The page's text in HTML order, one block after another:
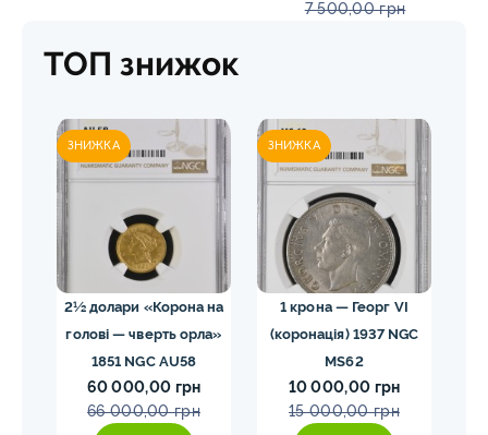
7 500,00 грн
ТОП знижок
ЗНИЖКА
2½ долари «Корона на
голові — чверть орла»
1851 NGC AU58
60 000,00 грн
66 000,00 грн
ЗНИЖКА
1 крона — Георг VI
(коронація) 1937 NGC
MS62
10 000,00 грн
15 000,00 грн